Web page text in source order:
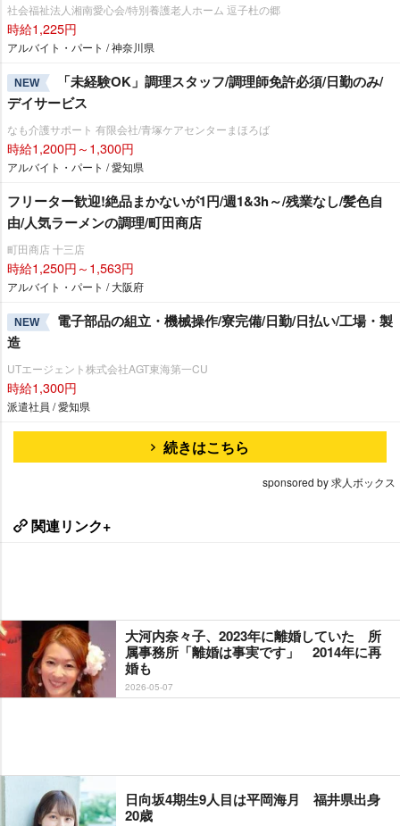
社会福祉法人湘南愛心会/特別養護老人ホーム 逗子杜の郷
時給1,225円
アルバイト・パート / 神奈川県
NEW
「未経験OK」調理スタッフ/調理師免許必須/日勤のみ/
デイサービス
なも介護サポート 有限会社/青塚ケアセンターまほろば
時給1,200円～1,300円
アルバイト・パート / 愛知県
フリーター歓迎!絶品まかないが1円/週1&3h～/残業なし/髪色自
由/人気ラーメンの調理/町田商店
町田商店 十三店
時給1,250円～1,563円
アルバイト・パート / 大阪府
NEW
電子部品の組立・機械操作/寮完備/日勤/日払い/工場・製
造
UTエージェント株式会社AGT東海第一CU
時給1,300円
派遣社員 / 愛知県
続きはこちら
sponsored by 求人ボックス
関連リンク+
大河内奈々子、2023年に離婚していた 所
属事務所「離婚は事実です」 2014年に再
婚も
2026-05-07
日向坂4期生9人目は平岡海月 福井県出身
20歳